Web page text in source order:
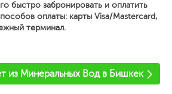
быстро забронировать и оплатить
оплаты: карты Visa/Mastercard,
терминал.
из Минеральных Вод в Бишкек